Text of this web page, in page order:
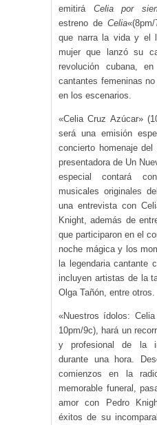
emitirá Celia por
estreno de Celia
que narra la vida y el
mujer que lanzó su
revolución cubana,
cantantes femeninas
en los escenarios.
«Celia Cruz Azúcar»
será una emisión
concierto homenaje
presentadora de Un
especial contará
musicales originales
una entrevista con
Knight, además de
que participaron en el
noche mágica y los
la legendaria cantante
incluyen artistas de la
Olga Tañón, entre otros.
«Nuestros ídolos:
10pm/9c), hará un
y profesional de la
durante una hora.
comienzos en la
memorable funeral,
amor con Pedro
éxitos de su